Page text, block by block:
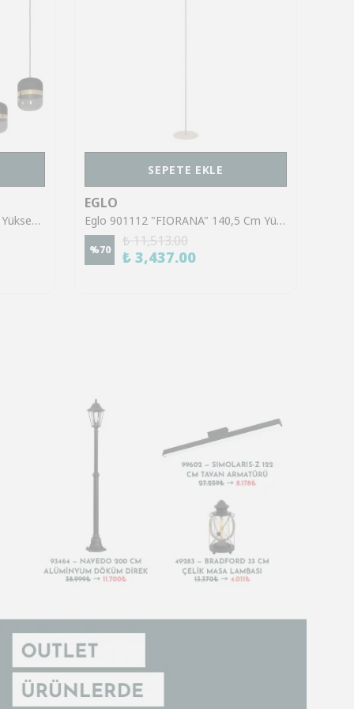
Eglo 39921 "SINSIGA" 150 Cm Yüksekliğinde Çelik Siyah Sarkıt Avize
SEPETE EKLE
EGLO
Eglo 901112 "FIORANA" 140,5 Cm Yüksekliğinde Çelik Köşe Lambası Lambader
%70
₺ 11,513.00
₺ 3,437.00